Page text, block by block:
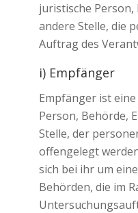
juristische
andere Stelle, die
Auftrag des
i) Empfänger
Empfänger ist
Person, Behörde,
Stelle, der
offengelegt
sich bei ihr um
Behörden, die im